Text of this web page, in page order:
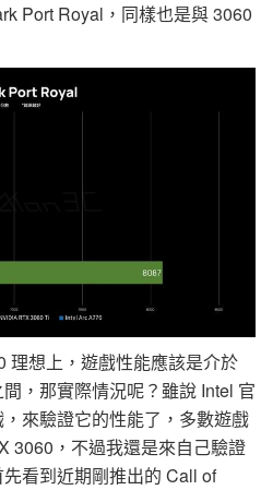
Port Royal，同樣也是與 3060
理想上，遊戲性能應該是介於
，那實際情況呢？雖說 Intel 官
來驗證它的性能了，多數遊戲
3060，不過我還是來自己驗證
看到近期剛推出的 Call of